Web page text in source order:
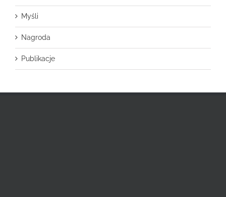
Myśli
Nagroda
Publikacje